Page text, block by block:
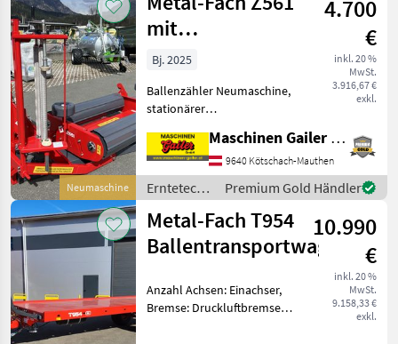
Metal-Fach
Neumaschine
mit
Elektroantrieb
4.700
€
inkl. 20 %
MwSt.
3.916,67 €
exkl.
Bj. 2025
Ballenzähler Neumaschine,
stationärer
Elektroantrieb * Antrieb
über Elektromotor 220 Volt
* 3-Punkt-Anbau für Traktor
(Transport) * elektris
Maschinen Gailer GmbH
9640 Kötschach-Mauthen
Erntetechnik
Grünland /
Metal-Fach
Premium Gold Händler
Metal-Fach T954
Ballentransportwagen
10.990
€
inkl. 20 %
MwSt.
9.158,33 €
exkl.
Anzahl Achsen: Einachser,
Bremse: Druckluftbremse,